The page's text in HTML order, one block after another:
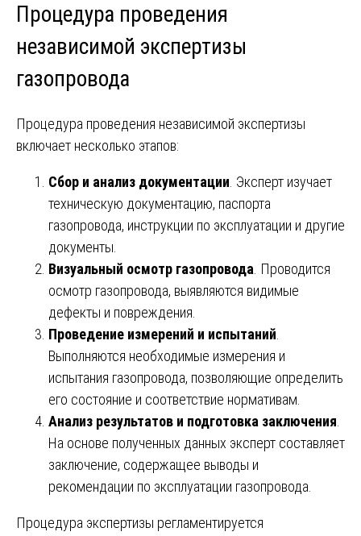
Процедура проведения
независимой экспертизы
газопровода
Процедура проведения независимой экспертизы
включает несколько этапов:
Сбор и анализ документации. Эксперт изучает
техническую документацию, паспорта
газопровода, инструкции по эксплуатации и другие
документы.
Визуальный осмотр газопровода. Проводится
осмотр газопровода, выявляются видимые
дефекты и повреждения.
Проведение измерений и испытаний.
Выполняются необходимые измерения и
испытания газопровода, позволяющие определить
его состояние и соответствие нормативам.
Анализ результатов и подготовка заключения.
На основе полученных данных эксперт составляет
заключение, содержащее выводы и
рекомендации по эксплуатации газопровода.
Процедура экспертизы регламентируется